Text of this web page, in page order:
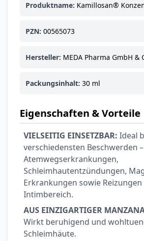
Produktname: Kamillosan®
PZN: 00565073
Hersteller: MEDA Pharma GmbH &
Packungsinhalt: 30 ml
Eigenschaften & Vorteile
VIELSEITIG EINSETZBAR: Ideal
verschiedensten Beschwerden
Atemwegserkrankungen,
Schleimhautentzündungen,
Erkrankungen sowie Reizungen
Intimbereich.
AUS EINZIGARTIGER
Wirkt beruhigend und
Schleimhäute.